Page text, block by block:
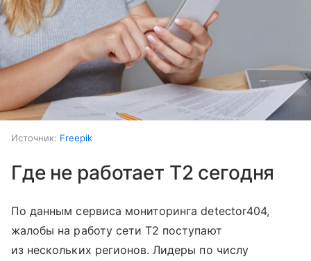
Источник: Freepik
Где не работает T2 сегодня
По данным сервиса мониторинга detector404,
жалобы на работу сети T2 поступают
из нескольких регионов. Лидеры по числу